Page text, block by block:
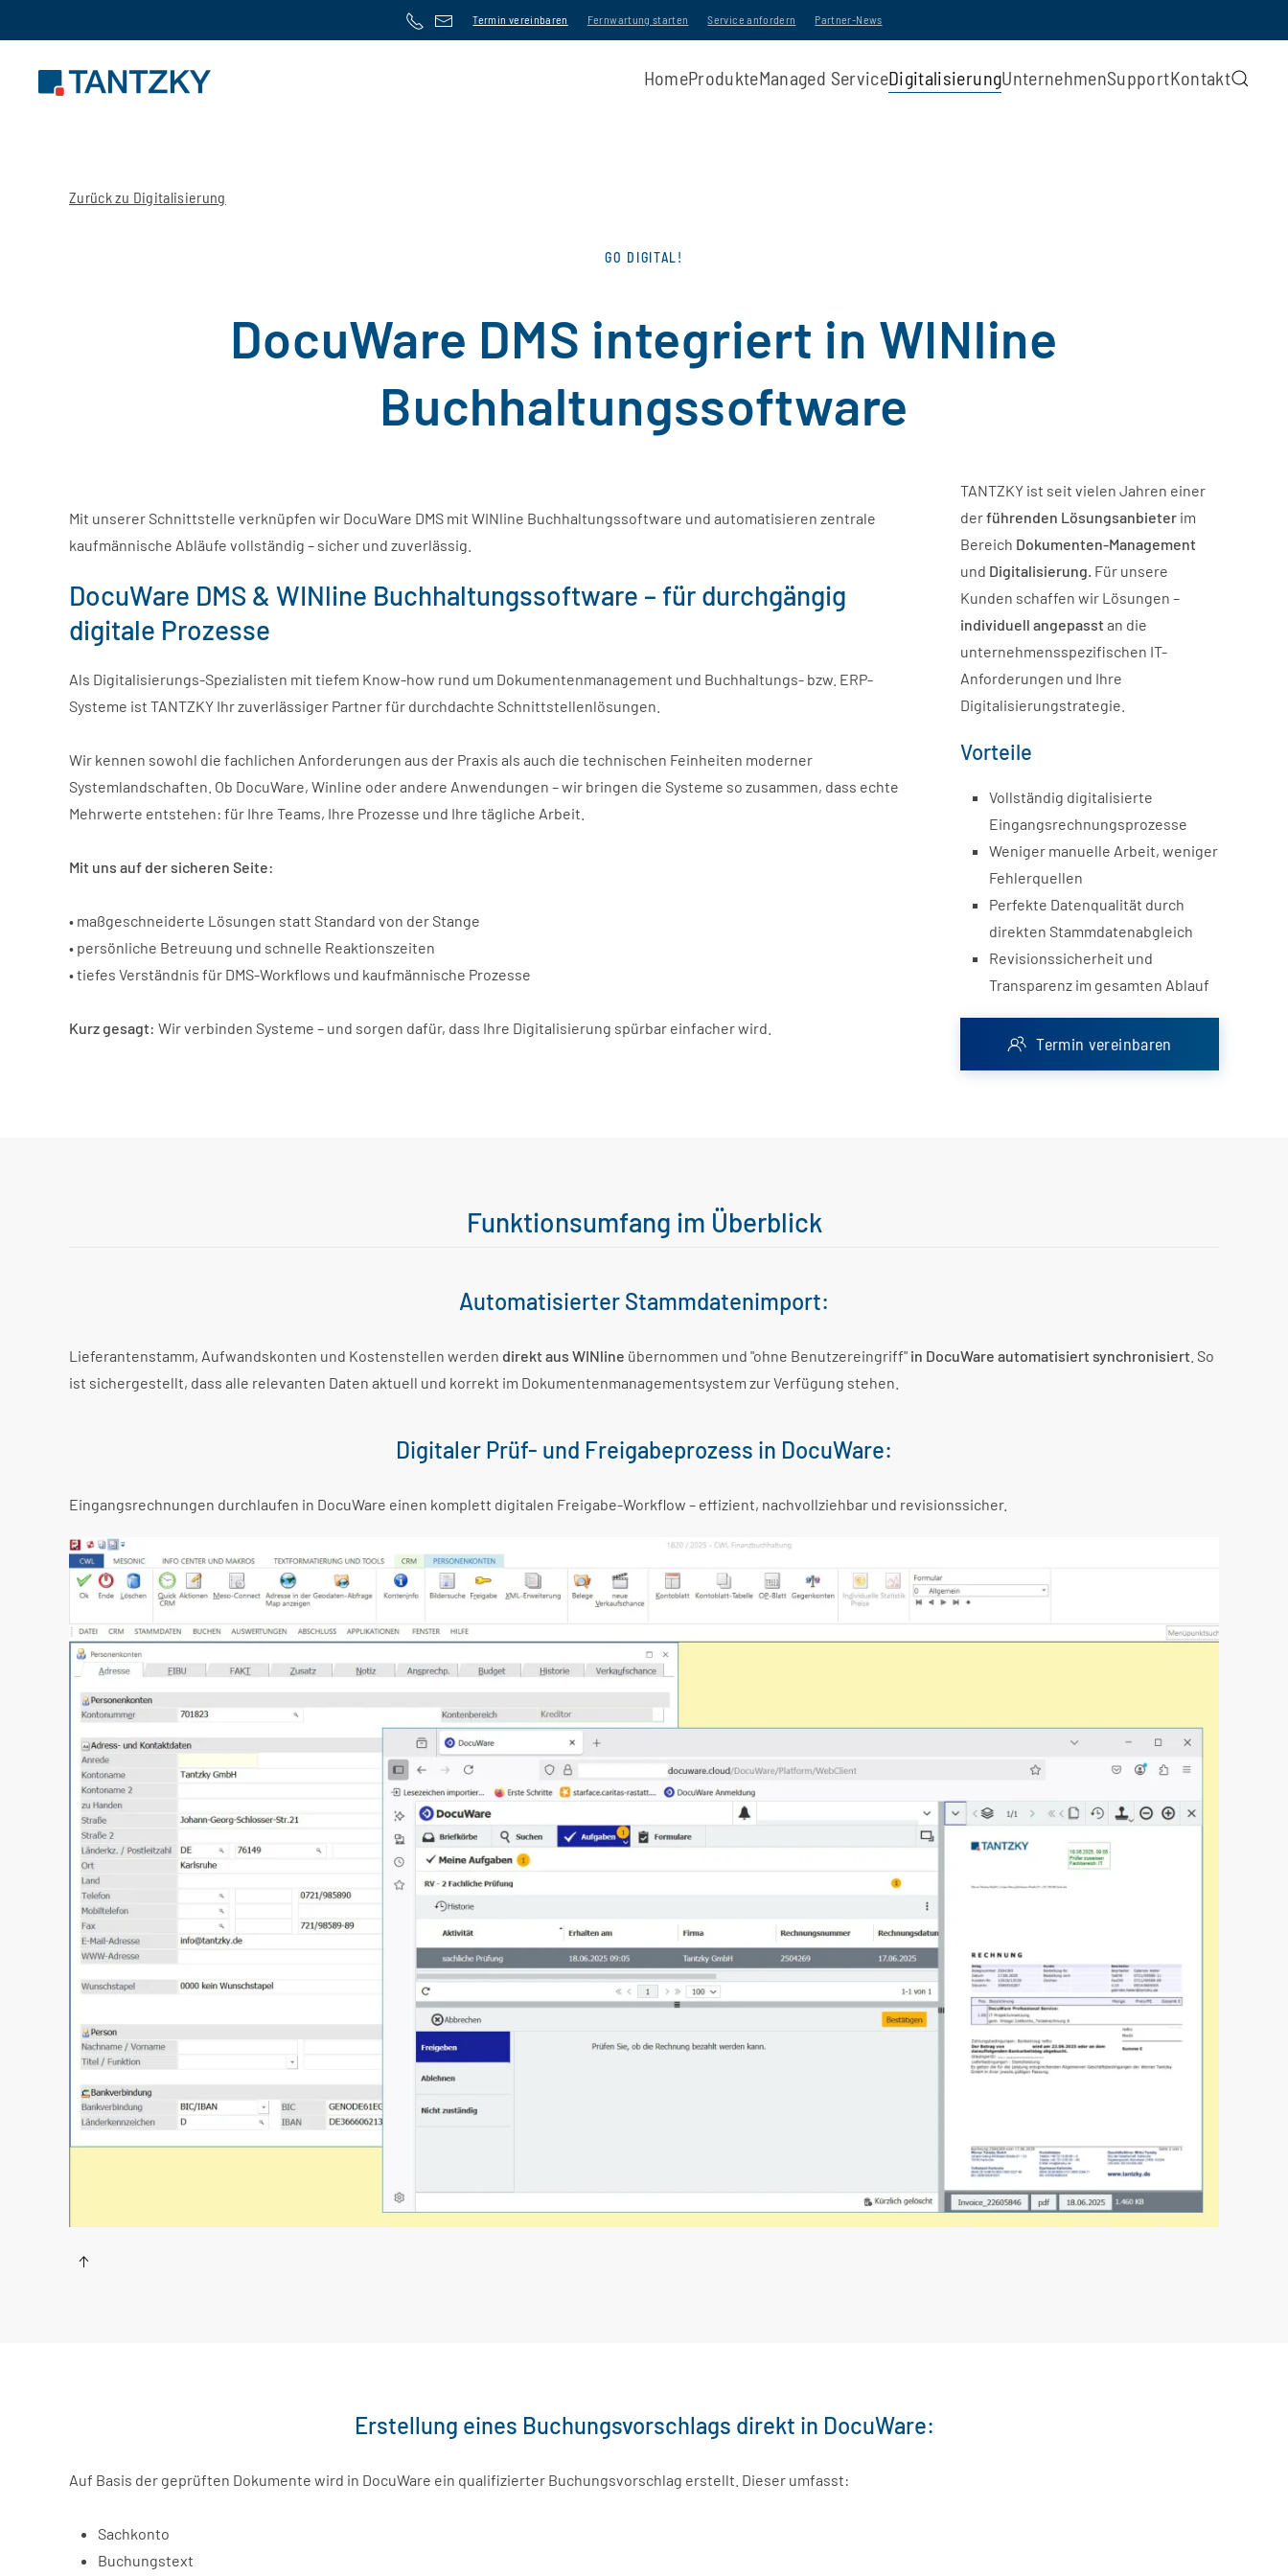
Zum Hauptinhalt springen
Termin vereinbaren Fernwartung starten Service anfordern Partner-News
HomeProdukteManaged ServiceDigitalisierungUnternehmenSupportKontakt
Zurück zu Digitalisierung
GO DIGITAL!
DocuWare DMS integriert in WINline
Buchhaltungssoftware
Mit unserer Schnittstelle verknüpfen wir DocuWare DMS mit WINline Buchhaltungssoftware und automatisieren zentrale
kaufmännische Abläufe vollständig – sicher und zuverlässig.
DocuWare DMS & WINline Buchhaltungssoftware – für durchgängig
digitale Prozesse
Als Digitalisierungs-Spezialisten mit tiefem Know-how rund um Dokumentenmanagement und Buchhaltungs- bzw. ERP-
Systeme ist TANTZKY Ihr zuverlässiger Partner für durchdachte Schnittstellenlösungen.
Wir kennen sowohl die fachlichen Anforderungen aus der Praxis als auch die technischen Feinheiten moderner
Systemlandschaften. Ob DocuWare, Winline oder andere Anwendungen – wir bringen die Systeme so zusammen, dass echte
Mehrwerte entstehen: für Ihre Teams, Ihre Prozesse und Ihre tägliche Arbeit.
Mit uns auf der sicheren Seite:
• maßgeschneiderte Lösungen statt Standard von der Stange
• persönliche Betreuung und schnelle Reaktionszeiten
• tiefes Verständnis für DMS-Workflows und kaufmännische Prozesse
Kurz gesagt: Wir verbinden Systeme – und sorgen dafür, dass Ihre Digitalisierung spürbar einfacher wird.
TANTZKY ist seit vielen Jahren einer
derführenden Lösungsanbieter im
Bereich Dokumenten-Management
und Digitalisierung. Für unsere
Kunden schaffen wir Lösungen –
individuell angepasstan die
unternehmensspezifischen IT-
Anforderungen und Ihre
Digitalisierungstrategie.
Vorteile
Vollständig digitalisierte
Eingangsrechnungsprozesse
Weniger manuelle Arbeit, weniger
Fehlerquellen
Perfekte Datenqualität durch
direkten Stammdatenabgleich
Revisionssicherheit und
Transparenz im gesamten Ablauf
Termin vereinbaren
Funktionsumfang im Überblick
Automatisierter Stammdatenimport:
Lieferantenstamm, Aufwandskonten und Kostenstellen werden direkt aus WINline übernommen und "ohne Benutzereingriff" in DocuWare automatisiert synchronisiert . So
ist sichergestellt, dass alle relevanten Daten aktuell und korrekt im Dokumentenmanagementsystem zur Verfügung stehen.
Digitaler Prüf- und Freigabeprozess in DocuWare:
Eingangsrechnungen durchlaufen in DocuWare einen komplett digitalen Freigabe-Workflow – effizient, nachvollziehbar und revisionssicher.
Erstellung eines Buchungsvorschlags direkt in DocuWare:
Auf Basis der geprüften Dokumente wird in DocuWare ein qualifizierter Buchungsvorschlag erstellt. Dieser umfasst:
Sachkonto
Buchungstext